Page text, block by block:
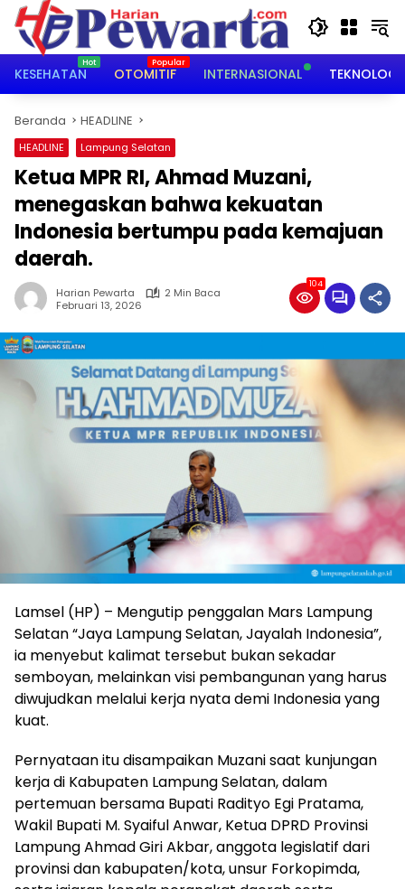
Langsung
konten
KESEHATAN
OTOMITIF INTERNASIONAL TEKNOLOGI
Beranda HEADLINE
HEADLINE Lampung Selatan
Ketua MPR RI, Ahmad Muzani,
menegaskan bahwa kekuatan
Indonesia bertumpu pada kemajuan
daerah.
Harian Pewarta
2 Min Baca
Februari 13, 2026
104
Lamsel (HP) – Mengutip penggalan Mars Lampung
Selatan “Jaya Lampung Selatan, Jayalah Indonesia”,
ia menyebut kalimat tersebut bukan sekadar
semboyan, melainkan visi pembangunan yang harus
diwujudkan melalui kerja nyata demi Indonesia yang
kuat.
Pernyataan itu disampaikan Muzani saat kunjungan
kerja di Kabupaten Lampung Selatan, dalam
pertemuan bersama Bupati Radityo Egi Pratama,
Wakil Bupati M. Syaiful Anwar, Ketua DPRD Provinsi
Lampung Ahmad Giri Akbar, anggota legislatif dari
provinsi dan kabupaten/kota, unsur Forkopimda,